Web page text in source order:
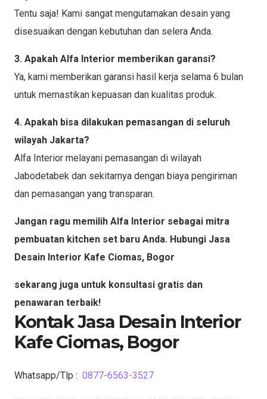
Tentu saja! Kami sangat mengutamakan desain yang
disesuaikan dengan kebutuhan dan selera Anda.
3. Apakah Alfa Interior memberikan garansi?
Ya, kami memberikan garansi hasil kerja selama 6 bulan
untuk memastikan kepuasan dan kualitas produk.
4. Apakah bisa dilakukan pemasangan di seluruh
wilayah Jakarta?
Alfa Interior melayani pemasangan di wilayah
Jabodetabek dan sekitarnya dengan biaya pengiriman
dan pemasangan yang transparan.
Jangan ragu memilih Alfa Interior sebagai mitra
pembuatan kitchen set baru Anda. Hubungi Jasa
Desain Interior Kafe Ciomas, Bogor
sekarang juga untuk konsultasi gratis dan
penawaran terbaik!
Kontak Jasa Desain Interior
Kafe Ciomas, Bogor
Whatsapp/Tlp : 0877-6563-3527